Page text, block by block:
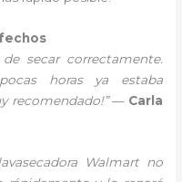
secar correctamente.
horas ya estaba
recomendado!”— Carla
Walmart no